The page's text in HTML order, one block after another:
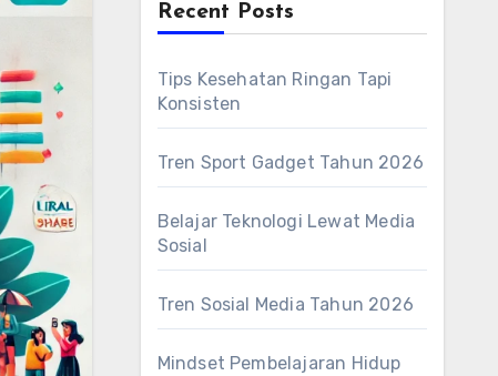
Recent Posts
Tips Kesehatan Ringan Tapi
Konsisten
Tren Sport Gadget Tahun 2026
Belajar Teknologi Lewat Media
Sosial
Tren Sosial Media Tahun 2026
Mindset Pembelajaran Hidup